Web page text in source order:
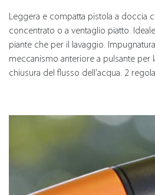
Leggera e compatta pistola a doccia
concentrato o a ventaglio piatto.
piante che per il lavaggio.
meccanismo anteriore a pulsante per
chiusura del flusso dell’acqua. 2